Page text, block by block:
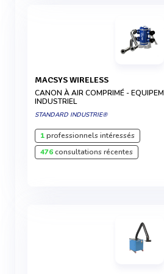
MACSYS WIRELESS
CANON À AIR COMPRIMÉ -
INDUSTRIEL
STANDARD INDUSTRIE®
1professionnels intéressés
476consultations récentes